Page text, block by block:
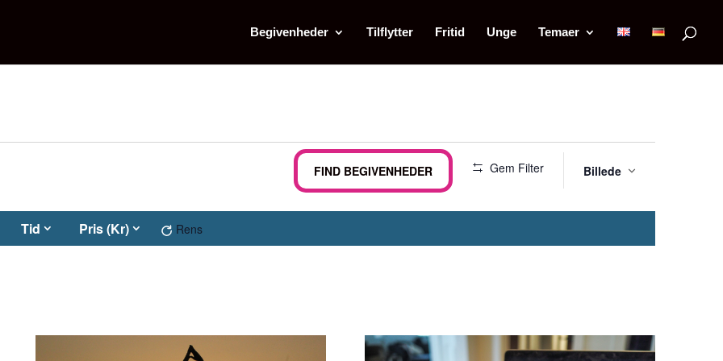
Begivenheder Tilflytter Fritid Unge Temaer
FIND BEGIVENHEDER Gem Filter Billede
Rens
Tid Pris (Kr)